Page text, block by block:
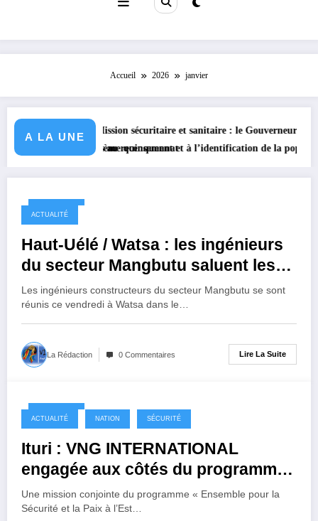
Accueil 2026 janvier
A LA UNE
quinquennat
au recensement et à l’identification de la population en vue de
sécuritaire et sanitaire : le Gouverneur Jean Bakomito à Bunia
6 mois ago
ACTUALITÉ
Haut-Uélé / Watsa : les ingénieurs
du secteur Mangbutu saluent les
réalisations du chef de secteur
Augustin Amutha Maramudi
Les ingénieurs constructeurs du secteur Mangbutu se sont
réunis ce vendredi à Watsa dans le…
La Rédaction 0 Commentaires Lire La Suite
6 mois ago
ACTUALITÉ NATION SÉCURITÉ
Ituri : VNG INTERNATIONAL
engagée aux côtés du programme
ESPER pour la paix et la
restauration de l’autorité de l’État à
Une mission conjointe du programme « Ensemble pour la
Sécurité et la Paix à l’Est…